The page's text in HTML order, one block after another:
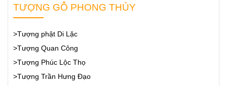
TƯỢNG GỖ PHONG THỦY
>Tượng phật Di Lặc
>Tượng Quan Công
>Tượng Phúc Lộc Thọ
>Tượng Trần Hưng Đạo